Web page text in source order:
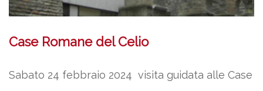
Case Romane del Celio
Sabato 24 febbraio 2024 visita guidata alle Case